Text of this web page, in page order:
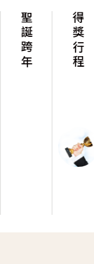
聖誕跨年 得獎行程